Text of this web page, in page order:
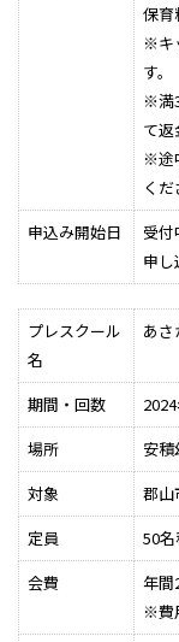
保育
※キ
す。
※満
て返
※途
くだ
申込み開始日
受
申し
プレスクール
名
あ
期間・回数
場所
安積
対象
郡山
定員
50
会費
年間
※費